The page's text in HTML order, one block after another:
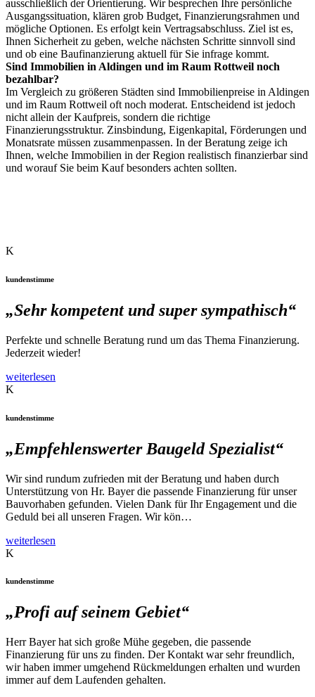
ausschließlich der Orientierung. Wir besprechen Ihre persönliche
Ausgangssituation, klären grob Budget, Finanzierungsrahmen und
mögliche Optionen. Es erfolgt kein Vertragsabschluss. Ziel ist es,
Ihnen Sicherheit zu geben, welche nächsten Schritte sinnvoll sind
und ob eine Baufinanzierung aktuell für Sie infrage kommt.
Sind Immobilien in Aldingen und im Raum Rottweil noch
bezahlbar?
Im Vergleich zu größeren Städten sind Immobilienpreise in Aldingen
und im Raum Rottweil oft noch moderat. Entscheidend ist jedoch
nicht allein der Kaufpreis, sondern die richtige
Finanzierungsstruktur. Zinsbindung, Eigenkapital, Förderungen und
Monatsrate müssen zusammenpassen. In der Beratung zeige ich
Ihnen, welche Immobilien in der Region realistisch finanzierbar sind
und worauf Sie beim Kauf besonders achten sollten.
K
kundenstimme
„Sehr kompetent und super sympathisch“
Perfekte und schnelle Beratung rund um das Thema Finanzierung.
Jederzeit wieder!
weiterlesen
K
kundenstimme
„Empfehlenswerter Baugeld Spezialist“
Wir sind rundum zufrieden mit der Beratung und haben durch
Unterstützung von Hr. Bayer die passende Finanzierung für unser
Bauvorhaben gefunden. Vielen Dank für Ihr Engagement und die
Geduld bei all unseren Fragen. Wir kön…
weiterlesen
K
kundenstimme
„Profi auf seinem Gebiet“
Herr Bayer hat sich große Mühe gegeben, die passende
Finanzierung für uns zu finden. Der Kontakt war sehr freundlich,
wir haben immer umgehend Rückmeldungen erhalten und wurden
immer auf dem Laufenden gehalten.